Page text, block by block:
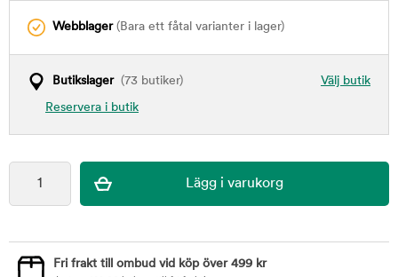
Webblager(Bara ett fåtal varianter i lager)
Välj butik
Butikslager(73 butiker)
Reservera i butik
Fri frakt till ombud vid köp över 499 kr